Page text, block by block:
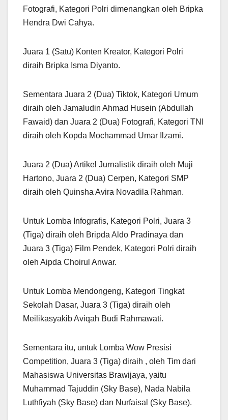
Fotografi, Kategori Polri dimenangkan oleh Bripka
Hendra Dwi Cahya.
Juara 1 (Satu) Konten Kreator, Kategori Polri
diraih Bripka Isma Diyanto.
Sementara Juara 2 (Dua) Tiktok, Kategori Umum
diraih oleh Jamaludin Ahmad Husein (Abdullah
Fawaid) dan Juara 2 (Dua) Fotografi, Kategori TNI
diraih oleh Kopda Mochammad Umar Ilzami.
Juara 2 (Dua) Artikel Jurnalistik diraih oleh Muji
Hartono, Juara 2 (Dua) Cerpen, Kategori SMP
diraih oleh Quinsha Avira Novadila Rahman.
Untuk Lomba Infografis, Kategori Polri, Juara 3
(Tiga) diraih oleh Bripda Aldo Pradinaya dan
Juara 3 (Tiga) Film Pendek, Kategori Polri diraih
oleh Aipda Choirul Anwar.
Untuk Lomba Mendongeng, Kategori Tingkat
Sekolah Dasar, Juara 3 (Tiga) diraih oleh
Meilikasyakib Aviqah Budi Rahmawati.
Sementara itu, untuk Lomba Wow Presisi
Competition, Juara 3 (Tiga) diraih , oleh Tim dari
Mahasiswa Universitas Brawijaya, yaitu
Muhammad Tajuddin (Sky Base), Nada Nabila
Luthfiyah (Sky Base) dan Nurfaisal (Sky Base).